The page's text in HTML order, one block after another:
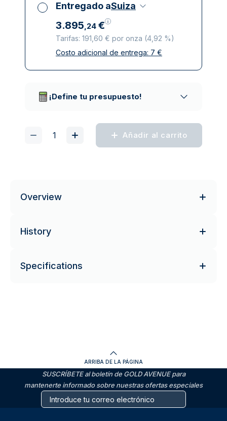
Entregado aSuiza
3.895,24 €
Tarifas: 191,60 € por onza (4,92 %)
Impuestos incluidos
Costo adicional de entrega: 7 €
¡Define tu presupuesto!
Añadir al carrito
Overview
History
Specifications
ARRIBA DE LA PÁGINA
SUSCRÍBETE al boletín de GOLD AVENUE para
mantenerte informado sobre nuestras ofertas especiales